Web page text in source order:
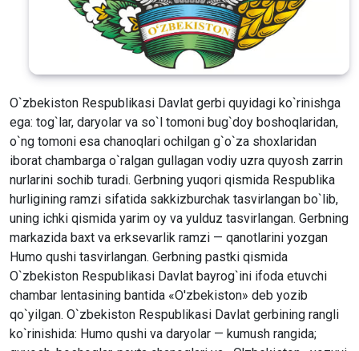
O`zbekiston Respublikasi Davlat gerbi quyidagi ko`rinishga
ega: tog`lar, daryolar va so`l tomoni bug`doy boshoqlaridan,
o`ng tomoni esa chanoqlari ochilgan g`o`za shoxlaridan
iborat chambarga o`ralgan gullagan vodiy uzra quyosh zarrin
nurlarini sochib turadi. Gerbning yuqori qismida Respublika
hurligining ramzi sifatida sakkizburchak tasvirlangan bo`lib,
uning ichki qismida yarim oy va yulduz tasvirlangan. Gerbning
markazida baxt va erksevarlik ramzi — qanotlarini yozgan
Humo qushi tasvirlangan. Gerbning pastki qismida
O`zbekiston Respublikasi Davlat bayrog`ini ifoda etuvchi
chambar lentasining bantida «O'zbekiston» deb yozib
qo`yilgan. O`zbekiston Respublikasi Davlat gerbining rangli
ko`rinishida: Humo qushi va daryolar — kumush rangida;